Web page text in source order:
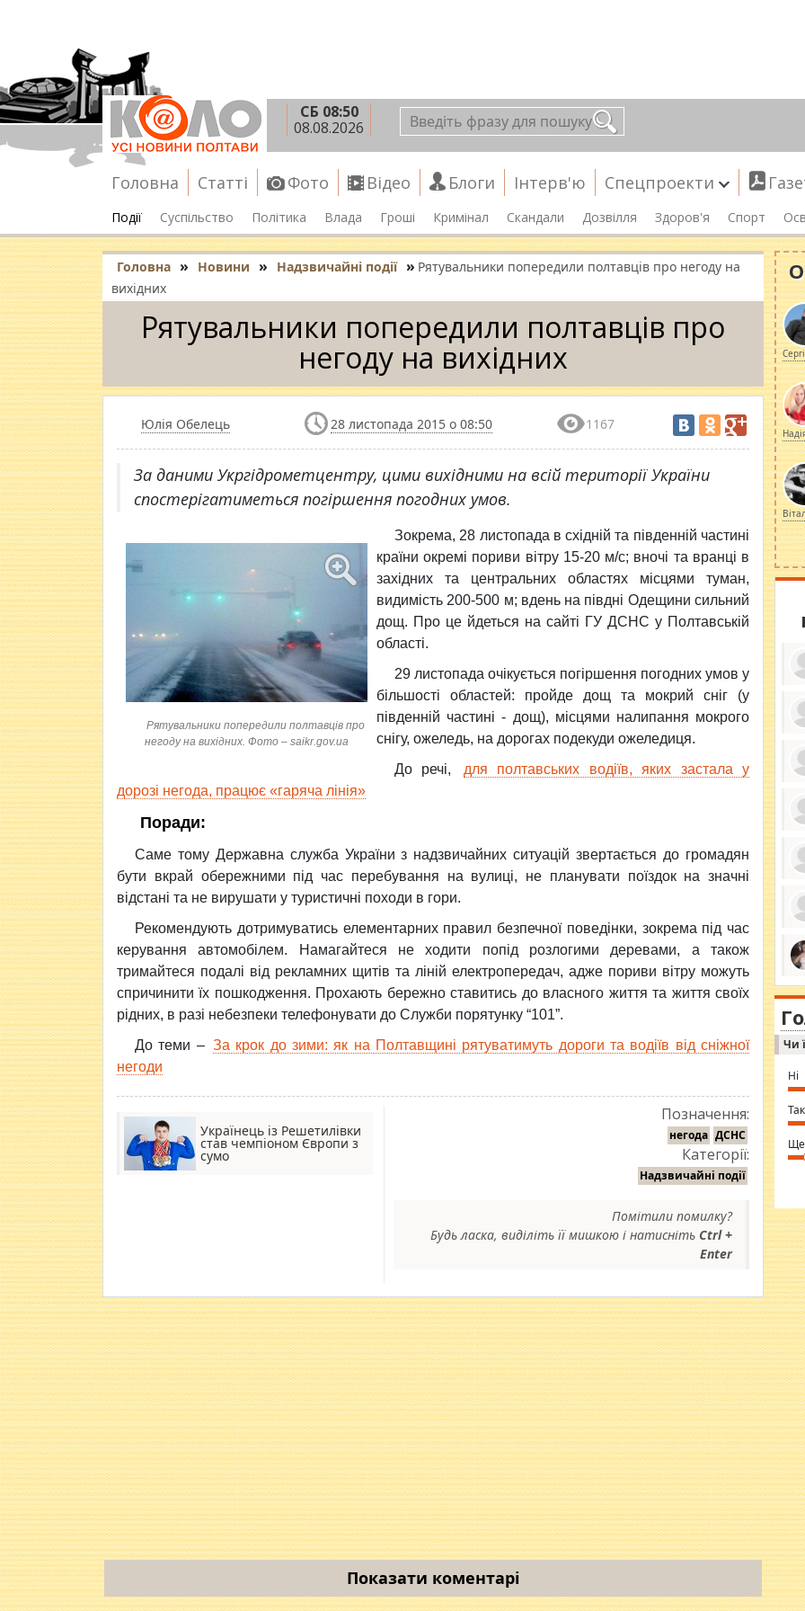
СБ 08:50
08.08.2026
Головна Статті Фото Відео Блоги Інтерв'ю Спецпроекти
Події Суспільство Політика Влада Гроші Кримінал Скандали Дозвілля Здоров'я Спорт
Головна » Новини » Надзвичайні події » Рятувальники попередили полтавців про негоду на
вихідних
Рятувальники попередили полтавців про
негоду на вихідних
Юлія Обелець 28 листопада 2015 о 08:50 1167
За даними Укргідрометцентру, цими вихідними на всій території України
спостерігатиметься погіршення погодних умов.
Рятувальники попередили полтавців про
негоду на вихідних. Фото – saikr.gov.ua
Зокрема, 28 листопада в східній та південній частині
країни окремі пориви вітру 15-20 м/с; вночі та вранці в
західних та центральних областях місцями туман,
видимість 200-500 м; вдень на півдні Одещини сильний
дощ. Про це йдеться на сайті ГУ ДСНС у Полтавській
області.
29 листопада очікується погіршення погодних умов у
більшості областей: пройде дощ та мокрий сніг (у
південній частині - дощ), місцями налипання мокрого
снігу, ожеледь, на дорогах подекуди ожеледиця.
До речі,
для полтавських водіїв, яких застала у
дорозі негода, працює «гаряча лінія»
Поради:
Саме тому Державна служба України з надзвичайних ситуацій звертається до громадян
бути вкрай обережними під час перебування на вулиці, не планувати поїздок на значні
відстані та не вирушати у туристичні походи в гори.
Рекомендують дотримуватись елементарних правил безпечної поведінки, зокрема під час
керування автомобілем. Намагайтеся не ходити попід розлогими деревами, а також
тримайтеся подалі від рекламних щитів та ліній електропередач, адже пориви вітру можуть
спричинити їх пошкодження. Прохають бережно ставитись до власного життя та життя своїх
рідних, в разі небезпеки телефонувати до Служби порятунку “101”.
До теми – За крок до зими: як на Полтавщині рятуватимуть дороги та водіїв від сніжної
негоди
Українець із Решетилівки
став чемпіоном Європи з
сумо
Позначення:
негода ДСНС
Категорії:
Надзвичайні події
Помітили помилку?
Будь ласка, виділіть її мишкою і натисніть Ctrl +
Enter
Показати коментарі
за
ми
in
⇒
Чи
Ні
Так
Ще